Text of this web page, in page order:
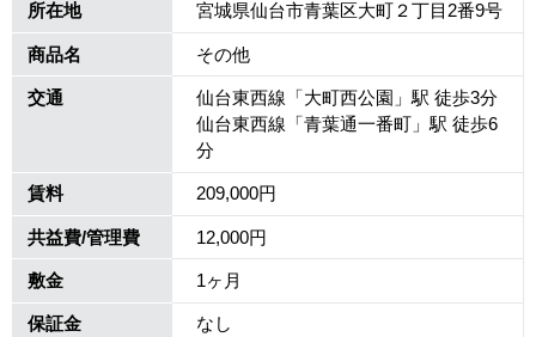
賃料 209,000円
共益費/管理費 12,000円
敷金 1ヶ月
保証金 なし
所在地 宮城県仙台市青葉区大町２丁目2番9号
商品名 その他
交通
仙台東西線「大町西公園」駅 徒歩3分
仙台東西線「青葉通一番町」駅 徒歩6
分